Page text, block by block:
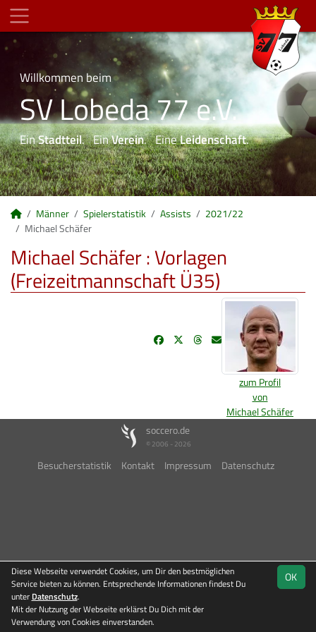
Willkommen beim
SV Lobeda 77 e.V.
EinStadtteil. EinVerein. EineLeidenschaft.
Männer Spielerstatistik Assists
2021/22
Michael Schäfer
Michael Schäfer : Vorlagen
(Freizeitmannschaft Ü35)
zum Profil
von
Michael Schäfer
soccero.de
© 2006 - 2026
Besucherstatistik Kontakt Impressum Datenschutz
OK
Diese Webseite verwendet Cookies, um Dir den bestmöglichen
Service bieten zu können. Entsprechende Informationen findest Du
unter Datenschutz.
Mit der Nutzung der Webseite erklärst Du Dich mit der
Verwendung von Cookies einverstanden.